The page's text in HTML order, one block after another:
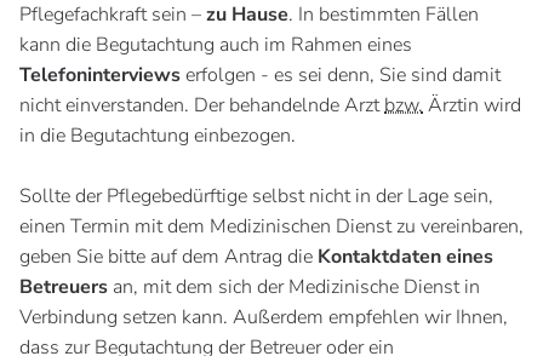
Pflegefachkraft sein –zu Hause. In bestimmten Fällen
kann die Begutachtung auch im Rahmen eines
Telefoninterviewserfolgen - es sei denn, Sie sind damit
nicht einverstanden. Der behandelnde Arztbzw.Ärztin wird
in die Begutachtung einbezogen.
Sollte der Pflegebedürftige selbst nicht in der Lage sein,
einen Termin mit dem Medizinischen Dienst zu vereinbaren,
geben Sie bitte auf dem Antrag die Kontaktdaten eines
Betreuers an, mit dem sich der Medizinische Dienst in
Verbindung setzen kann. Außerdem empfehlen wir Ihnen,
dass zur Begutachtung der Betreuer oder ein